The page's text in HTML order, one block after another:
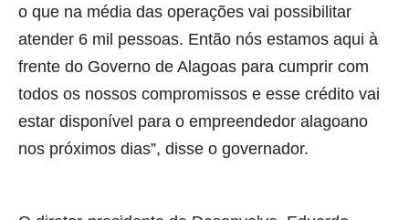
o que na média das operações vai possibilitar
atender 6 mil pessoas. Então nós estamos aqui à
frente do Governo de Alagoas para cumprir com
todos os nossos compromissos e esse crédito vai
estar disponível para o empreendedor alagoano
nos próximos dias”, disse o governador.